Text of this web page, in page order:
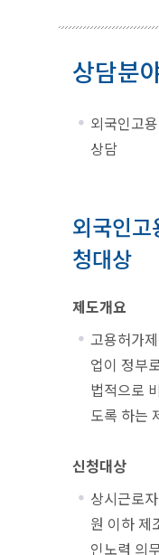
상담분
외국인고
상담
외국인
청대상
제도개요
고용허가
업이 정부
법적으로
도록 하는
신청대상
상시근로
원 이하 제
인노력 의